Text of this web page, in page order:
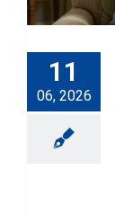
11
06, 2026